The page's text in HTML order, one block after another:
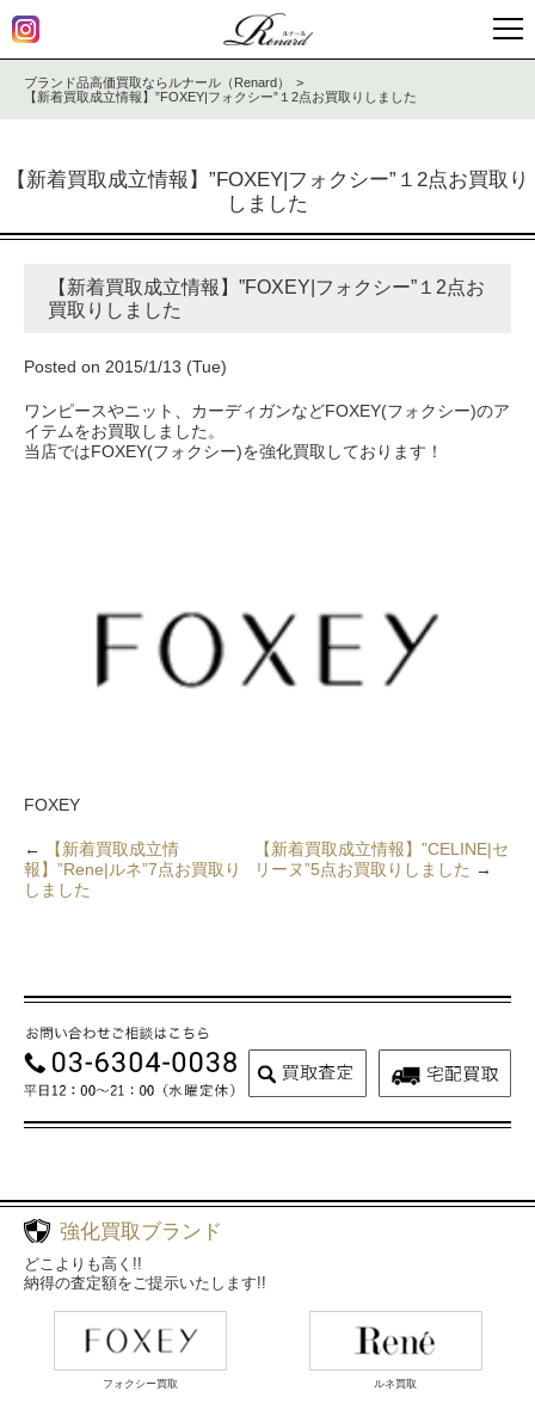
ブランド品高価買取ならルナール（Renard）
【新着買取成立情報】”FOXEY|フォクシー”１2点お買取りしました
【新着買取成立情報】”FOXEY|フォクシー”１2点お買取り
しました
【新着買取成立情報】”FOXEY|フォクシー”１2点お
買取りしました
Posted on 2015/1/13 (Tue)
ワンピースやニット、カーディガンなどFOXEY(フォクシー)のア
イテムをお買取しました。
当店ではFOXEY(フォクシー)を強化買取しております！
FOXEY
←
【新着買取成立情
報】”Rene|ルネ”7点お買取り
しました
【新着買取成立情報】”CELINE|セ
リーヌ”5点お買取りしました →
強化買取ブランド
どこよりも高く!!
納得の査定額をご提示いたします!!
フォクシー買取 ルネ買取